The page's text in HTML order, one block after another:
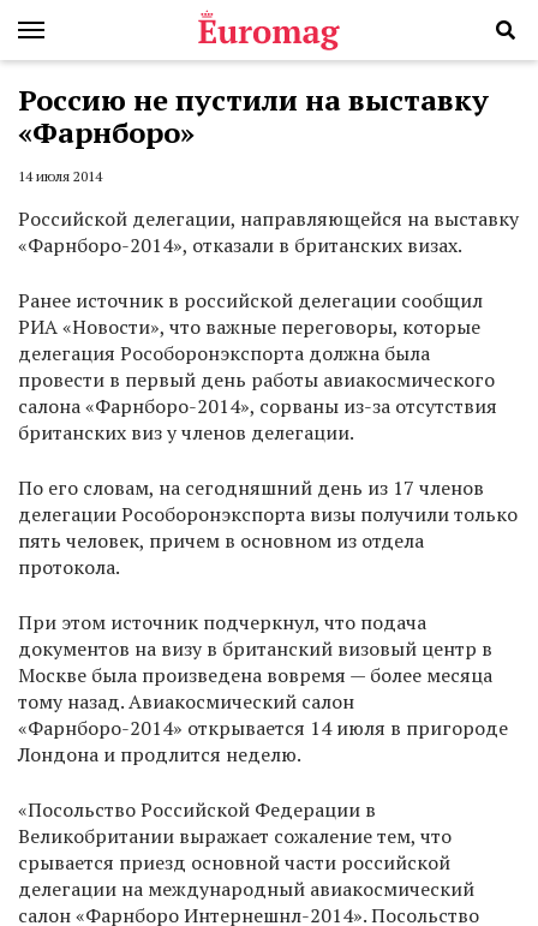
Россию не пустили на выставку
«Фарнборо»
14 июля 2014
Российской делегации, направляющейся на выставку
«Фарнборо-2014», отказали в британских визах.
Ранее источник в российской делегации сообщил
РИА «Новости», что важные переговоры, которые
делегация Рособоронэкспорта должна была
провести в первый день работы авиакосмического
салона «Фарнборо-2014», сорваны из-за отсутствия
британских виз у членов делегации.
По его словам, на сегодняшний день из 17 членов
делегации Рособоронэкспорта визы получили только
пять человек, причем в основном из отдела
протокола.
При этом источник подчеркнул, что подача
документов на визу в британский визовый центр в
Москве была произведена вовремя — более месяца
тому назад. Авиакосмический салон
«Фарнборо-2014» открывается 14 июля в пригороде
Лондона и продлится неделю.
«Посольство Российской Федерации в
Великобритании выражает сожаление тем, что
срывается приезд основной части российской
делегации на международный авиакосмический
салон «Фарнборо Интернешнл-2014». Посольство